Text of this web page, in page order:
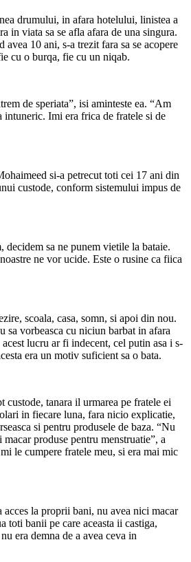
drumului, in afara hotelului, linistea a
in viata sa se afla afara de una singura.
avea 10 ani, s-a trezit fara sa se acopere
cu o burqa, fie cu un niqab.
de speriata”, isi aminteste ea. “Am
intuneric. Imi era frica de fratele si de
si-a petrecut toti cei 17 ani din
custode, conform sistemului impus de
decidem sa ne punem vietile la bataie.
ne vor ucide. Este o rusine ca fiica
scoala, casa, somn, si apoi din nou.
sa vorbeasca cu niciun barbat in afara
lucru ar fi indecent, cel putin asa i s-
era un motiv suficient sa o bata.
custode, tanara il urmarea pe fratele ei
in fiecare luna, fara nicio explicatie,
si pentru produsele de baza. “Nu
produse pentru menstruatie”, a
le cumpere fratele meu, si era mai mic
la proprii bani, nu avea nici macar
toti banii pe care aceasta ii castiga,
era demna de a avea ceva in